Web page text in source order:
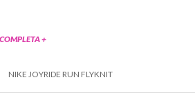
+
NIKE JOYRIDE RUN FLYKNIT